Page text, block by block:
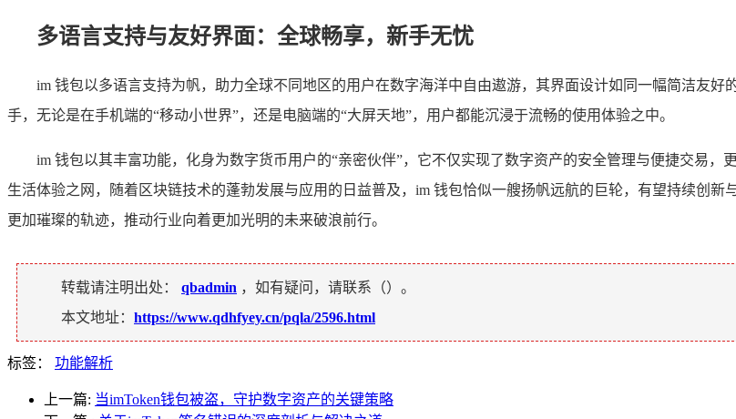
多语言支持与友好界面：全球畅享，新手无忧
im 钱包以多语言支持为帆，助力全球不同地区的用户在数字海洋中自由遨游，其界面设计如同一幅简洁友
手，无论是在手机端的“移动小世界”，还是电脑端的“大屏天地”，用户都能沉浸于流畅的使用体验之中。
im 钱包以其丰富功能，化身为数字货币用户的“亲密伙伴”，它不仅实现了数字资产的安全管理与便捷交易
生活体验之网，随着区块链技术的蓬勃发展与应用的日益普及，im 钱包恰似一艘扬帆远航的巨轮，有望持续创
更加璀璨的轨迹，推动行业向着更加光明的未来破浪前行。
转载请注明出处： qbadmin ，如有疑问，请联系（）。
本文地址： https://www.qdhfyey.cn/pqla/2596.html
标签： 功能解析
上一篇: 当imToken钱包被盗，守护数字资产的关键策略